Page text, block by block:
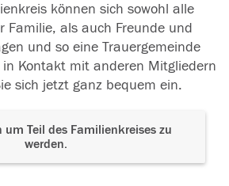
können sich sowohl alle
Familie, als auch Freunde und
und so eine Trauergemeinde
in Kontakt mit anderen Mitgliedern
sich jetzt ganz bequem ein.
um Teil des Familienkreises zu
werden.